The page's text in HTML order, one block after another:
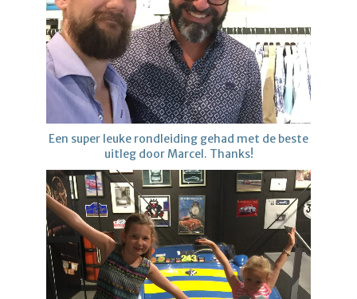
Een super leuke rondleiding gehad met de beste
uitleg door Marcel. Thanks!